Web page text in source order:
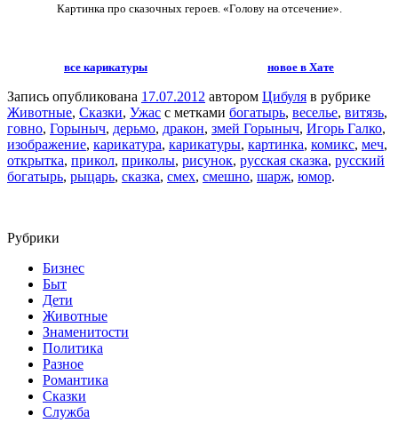
Картинка про сказочных героев. «Голову на отсечение».
все карикатуры новое в Хате
Запись опубликована 17.07.2012 автором Цибуля в рубрике
Животные, Сказки, Ужас с метками богатырь, веселье, витязь,
говно, Горыныч, дерьмо, дракон, змей Горыныч, Игорь Галко,
изображение, карикатура, карикатуры, картинка, комикс, меч,
открытка, прикол, приколы, рисунок, русская сказка, русский
богатырь, рыцарь, сказка, смех, смешно, шарж, юмор.
Рубрики
Бизнес
Быт
Дети
Животные
Знаменитости
Политика
Разное
Романтика
Сказки
Служба